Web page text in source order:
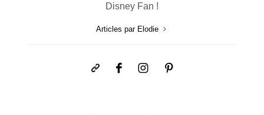
Disney Fan !
Articles par Elodie